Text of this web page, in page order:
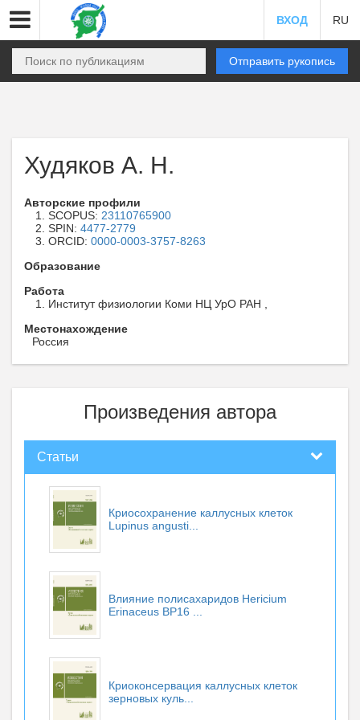
ВХОД RU
Отправить рукопись
Худяков А. Н.
Авторские профили
SCOPUS: 23110765900
SPIN: 4477-2779
ORCID: 0000-0003-3757-8263
Образование
Работа
Институт физиологии Коми НЦ УрО РАН ,
Местонахождение
Россия
Произведения автора
Статьи
Криосохранение каллусных клеток
Lupinus angusti...
Влияние полисахаридов Нericium
Erinaceus BP16 ...
Криоконсервация каллусных клеток
зерновых куль...